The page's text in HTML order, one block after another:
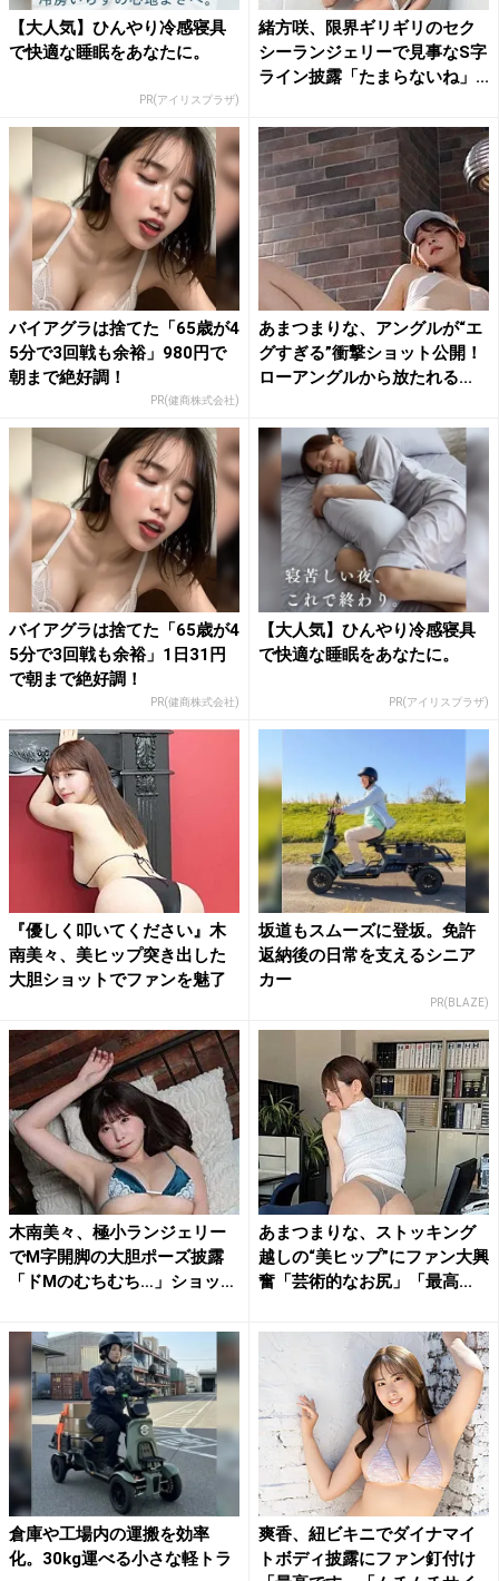
【大人気】ひんやり冷感寝具
で快適な睡眠をあなたに。
PR(アイリスプラザ)
緒方咲、限界ギリギリのセク
シーランジェリーで見事なS字
ライン披露「たまらないね」...
バイアグラは捨てた「65歳が4
5分で3回戦も余裕」980円で
朝まで絶好調！
PR(健商株式会社)
あまつまりな、アングルが“エ
グすぎる”衝撃ショット公開！
ローアングルから放たれる...
バイアグラは捨てた「65歳が4
5分で3回戦も余裕」1日31円
で朝まで絶好調！
PR(健商株式会社)
【大人気】ひんやり冷感寝具
で快適な睡眠をあなたに。
PR(アイリスプラザ)
『優しく叩いてください』木
南美々、美ヒップ突き出した
大胆ショットでファンを魅了
坂道もスムーズに登坂。免許
返納後の日常を支えるシニア
カー
PR(BLAZE)
木南美々、極小ランジェリー
でM字開脚の大胆ポーズ披露
「ドMのむちむち…」ショッ
あまつまりな、ストッキング
越しの“美ヒップ”にファン大興
奮「芸術的なお尻」「最高...
倉庫や工場内の運搬を効率
化。30kg運べる小さな軽トラ
爽香、紐ビキニでダイナマイ
トボディ披露にファン釘付け